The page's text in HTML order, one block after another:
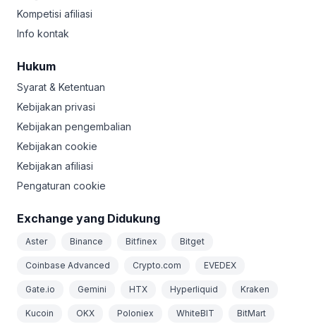
Kompetisi afiliasi
Info kontak
Hukum
Syarat & Ketentuan
Kebijakan privasi
Kebijakan pengembalian
Kebijakan cookie
Kebijakan afiliasi
Pengaturan cookie
Exchange yang Didukung
Aster Binance Bitfinex Bitget
Coinbase Advanced Crypto.com EVEDEX
Gate.io Gemini HTX Hyperliquid Kraken
Kucoin OKX Poloniex WhiteBIT BitMart